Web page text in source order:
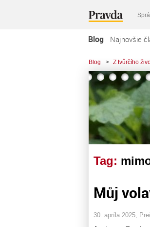
Blog Najnovšie
Blog > Z tvůrčího
Tag:
Můj
30. apríla 2025,